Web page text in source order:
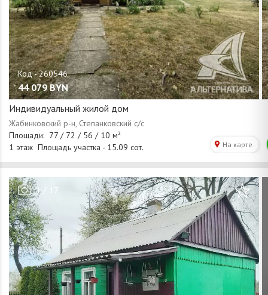
44 079 BYN
Индивидуальный жилой дом
1 / 17